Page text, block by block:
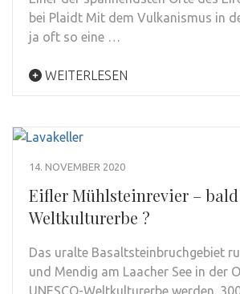
bei Plaidt Mit dem Vulkanismus in
ja oft so eine …
WEITERLESEN
14. NOVEMBER 2020
Eifler Mühlsteinrevier – bald
Weltkulturerbe ?
Das uralte Basaltsteinbruchgebiet
und Mendig am Laacher See in der
UNESCO-Weltkulturerbe werden.